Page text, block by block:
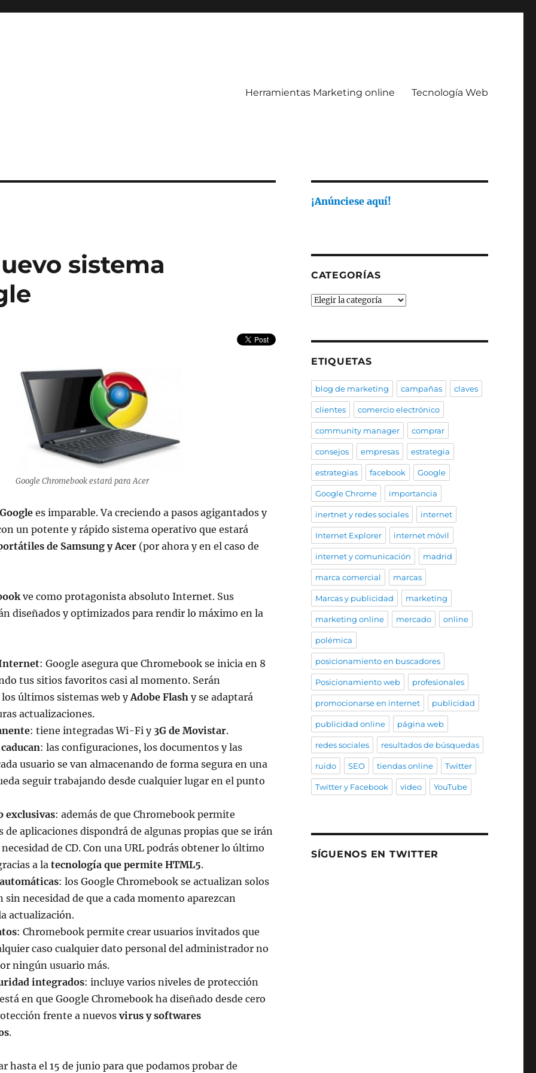
Herramientas Marketing online Tecnología Web
sistema
Google Chromebook estará para Acer
Google es imparable. Va creciendo a pasos agigantados y
un potente y rápido sistema operativo que estará
de Samsung y Acer(por ahora y en el caso de
ve como protagonista absoluto Internet. Sus
diseñados y optimizados para rendir lo máximo en la
: Google asegura que Chromebook se inicia en 8
tus sitios favoritos casi al momento. Serán
últimos sistemas web yAdobe Flashy se adaptará
actualizaciones.
: tiene integradas Wi-Fi y 3G de Movistar.
: las configuraciones, los documentos y las
usuario se van almacenando de forma segura en una
seguir trabajando desde cualquier lugar en el punto
exclusivas: además de que Chromebook permite
aplicaciones dispondrá de algunas propias que se irán
de CD. Con una URL podrás obtener lo último
a la tecnología que permite HTML5.
: los Google Chromebook se actualizan solos
sin necesidad de que a cada momento aparezcan
actualización.
: Chromebook permite crear usuarios invitados que
caso cualquier dato personal del administrador no
ningún usuario más.
integrados: incluye varios niveles de protección
en que Google Chromebook ha diseñado desde cero
frente a nuevos virus y softwares
.
hasta el 15 de junio para que podamos probar de
¡Anúnciese aquí!
CATEGORÍAS
Categorías
ETIQUETAS
blog de marketing campañas claves
clientes comercio electrónico
community manager comprar
consejos empresas estrategia
estrategias facebook Google
Google Chrome importancia
inertnet y redes sociales internet
Internet Explorer internet móvil
internet y comunicación madrid
marca comercial marcas
Marcas y publicidad marketing
marketing online mercado online
polémica
posicionamiento en buscadores
Posicionamiento web profesionales
promocionarse en internet publicidad
publicidad online página web
redes sociales resultados de búsquedas
ruido SEO tiendas online Twitter
Twitter y Facebook video YouTube
SÍGUENOS EN TWITTER